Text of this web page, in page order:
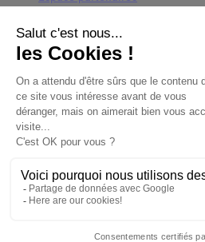
© 2026 ULVF, Tous droits réservés
Conditions générales de vente
Assouplissement des
Gestion des cookies
Politique de confidentialité
Mentions légales
Made with pleasure with
🎁 C’est
Tente ta chance
Je